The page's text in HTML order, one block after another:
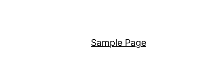
Sample Page